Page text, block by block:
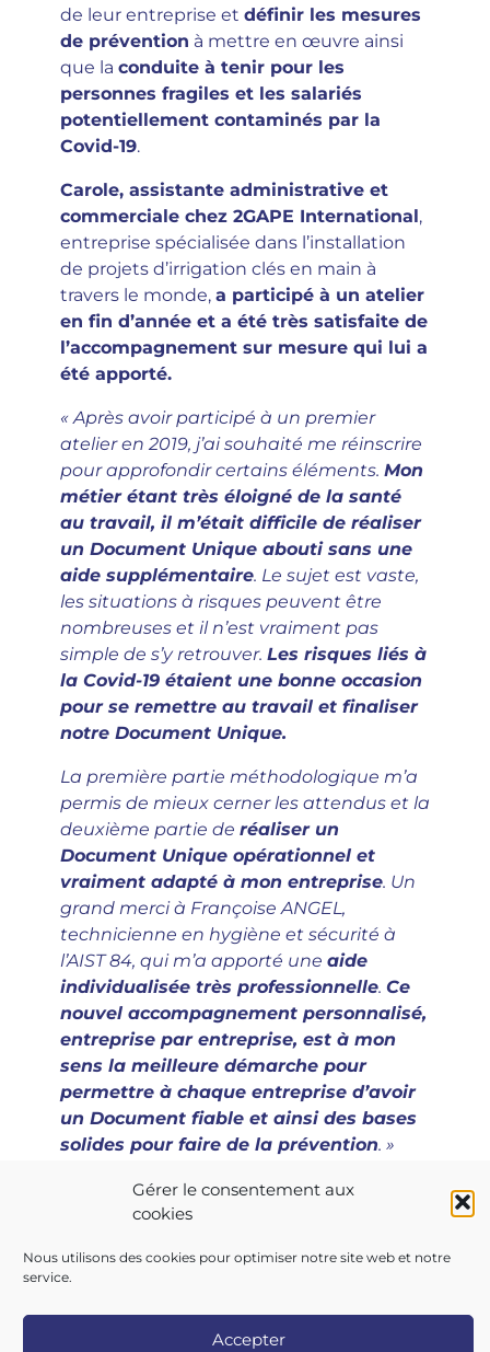
Gérer le consentement aux
cookies
Nous utilisons des cookies pour optimiser notre site web et notre
service.
Accepter
de leur entreprise et définir les mesures
de prévention à mettre en œuvre ainsi
que la conduite à tenir pour les
personnes fragiles et les salariés
potentiellement contaminés par la
Covid-19.
Carole, assistante administrative et
commerciale chez 2GAPE International,
entreprise spécialisée dans l’installation
de projets d’irrigation clés en main à
travers le monde, a participé à un atelier
en fin d’année et a été très satisfaite de
l’accompagnement sur mesure qui lui a
été apporté.
« Après avoir participé à un premier
atelier en 2019, j’ai souhaité me réinscrire
pour approfondir certains éléments. Mon
métier étant très éloigné de la santé
au travail, il m’était difficile de réaliser
un Document Unique abouti sans une
aide supplémentaire. Le sujet est vaste,
les situations à risques peuvent être
nombreuses et il n’est vraiment pas
simple de s’y retrouver. Les risques liés à
la Covid-19 étaient une bonne occasion
pour se remettre au travail et finaliser
notre Document Unique.
La première partie méthodologique m’a
permis de mieux cerner les attendus et la
deuxième partie de réaliser un
Document Unique opérationnel et
vraiment adapté à mon entreprise. Un
grand merci à Françoise ANGEL,
technicienne en hygiène et sécurité à
l’AIST 84, qui m’a apporté une aide
individualisée très professionnelle. Ce
nouvel accompagnement personnalisé,
entreprise par entreprise, est à mon
sens la meilleure démarche pour
permettre à chaque entreprise d’avoir
un Document fiable et ainsi des bases
solides pour faire de la prévention. »
Copyright 2026 AIST 84 |
Contactez-nous|